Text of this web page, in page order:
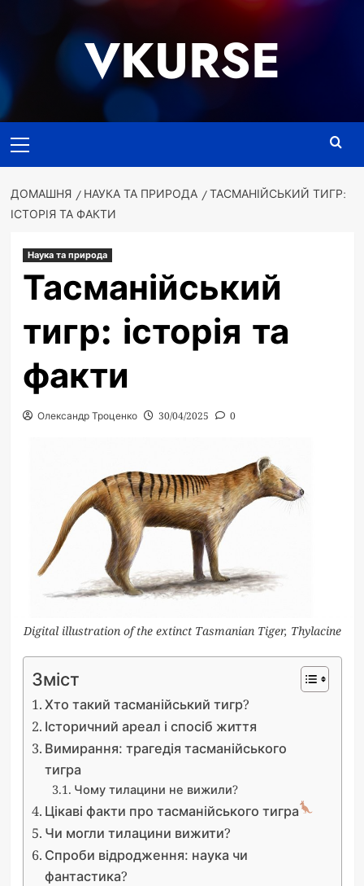
VKURSE
меню
ДОМАШНЯ НАУКА ТА ПРИРОДА
ТАСМАНІЙСЬКИЙ ТИГР:
ІСТОРІЯ ТА ФАКТИ
Наука та природа
Тасманійський
тигр: історія та
факти
Олександр Троценко 30/04/2025 0
Digital illustration of the extinct Tasmanian Tiger, Thylacine
Зміст
Хто такий тасманійський тигр?
Історичний ареал і спосіб життя
Вимирання: трагедія тасманійського
тигра
Чому тилацини не вижили?
Цікаві факти про тасманійського тигра
Чи могли тилацини вижити?
Спроби відродження: наука чи
фантастика?